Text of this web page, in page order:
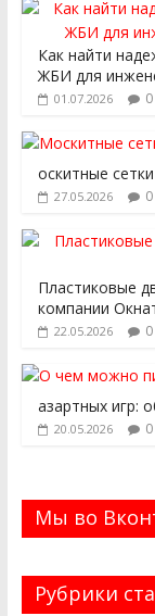
Как найти
ЖБИ для
01.07.2026 0
оскитные
27.05.2026 0
Пластиковые
компании
22.05.2026 0
азартных игр:
20.05.2026 0
Мы во
Рубрики